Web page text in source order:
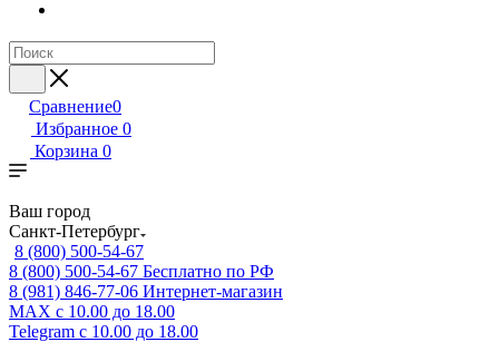
Сравнение0
Избранное 0
Корзина 0
Ваш город
Санкт-Петербург
8 (800) 500-54-67
8 (800) 500-54-67 Бесплатно по РФ
8 (981) 846-77-06 Интернет-магазин
MAX с 10.00 до 18.00
Telegram с 10.00 до 18.00